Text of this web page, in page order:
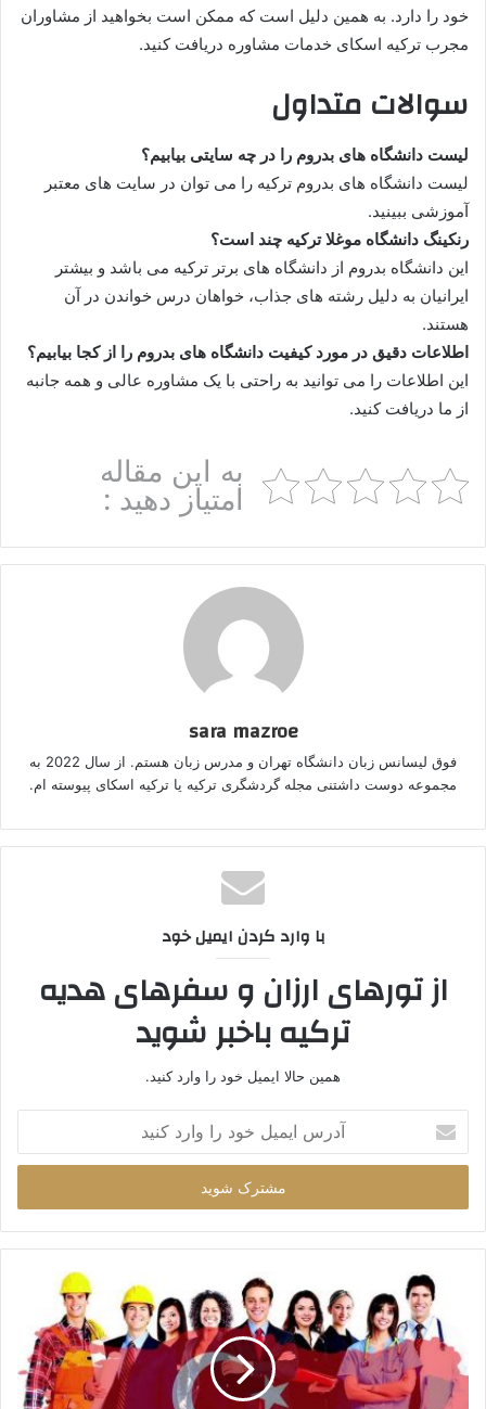
خود را دارد. به همین دلیل است که ممکن است بخواهید از مشاوران
مجرب ترکیه اسکای خدمات مشاوره دریافت کنید.
سوالات متداول
لیست دانشگاه های بدروم را در چه سایتی بیابیم؟
لیست دانشگاه های بدروم ترکیه را می توان در سایت های معتبر
آموزشی ببینید.
رنکینگ دانشگاه موغلا ترکیه چند است؟
این دانشگاه بدروم از دانشگاه های برتر ترکیه می باشد و بیشتر
ایرانیان به دلیل رشته های جذاب، خواهان درس خواندن در آن
هستند.
اطلاعات دقیق در مورد کیفیت دانشگاه های بدروم را از کجا بیابیم؟
این اطلاعات را می توانید به راحتی با یک مشاوره عالی و همه جانبه
از ما دریافت کنید.
به این مقاله
امتیاز دهید :
sara mazroe
فوق لیسانس زبان دانشگاه تهران و مدرس زبان هستم. از سال 2022 به
مجموعه دوست داشتنی مجله گردشگری ترکیه یا ترکیه اسکای پیوسته ام.
با وارد کردن ایمیل خود
از تورهای ارزان و سفرهای هدیه
ترکیه باخبر شوید
همین حالا ایمیل خود را وارد کنید.
ایمیل
خود
وارد
کنید